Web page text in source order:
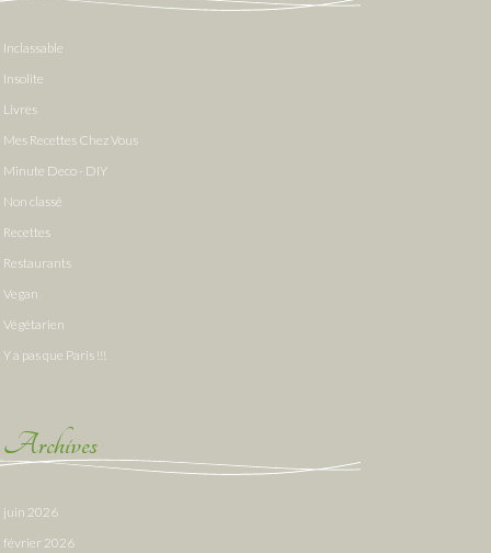
Inclassable
Insolite
Livres
Mes Recettes Chez Vous
Minute Deco - DIY
Non classé
Recettes
Restaurants
Vegan
Végétarien
Y a pas que Paris !!!
Archives
juin 2026
février 2026